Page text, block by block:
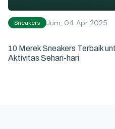
Sneakers Jum, 04 Apr 2025
10 Merek Sneakers Terbaik
Aktivitas Sehari-hari